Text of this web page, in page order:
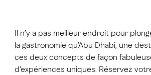
Dhabi
Il n’y a pas meilleur endroit pour
la gastronomie qu’Abu Dhabi, une
ces deux concepts de façon
d’expériences uniques. Réservez